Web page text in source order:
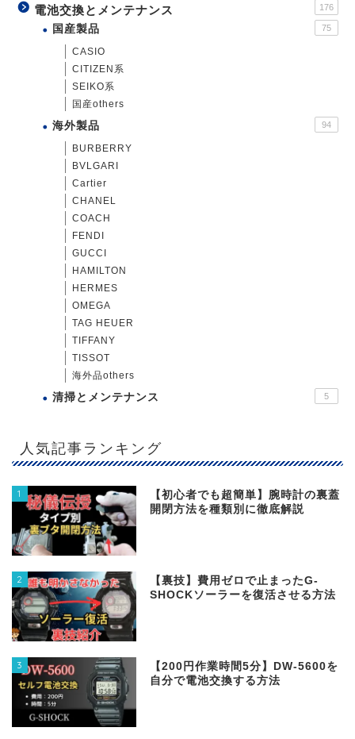
電池交換とメンテナンス 176
国産製品 75
CASIO
CITIZEN系
SEIKO系
国産others
海外製品 94
BURBERRY
BVLGARI
Cartier
CHANEL
COACH
FENDI
GUCCI
HAMILTON
HERMES
OMEGA
TAG HEUER
TIFFANY
TISSOT
海外品others
清掃とメンテナンス 5
人気記事ランキング
1
【初心者でも超簡単】腕時計の裏蓋
開閉方法を種類別に徹底解説
2
【裏技】費用ゼロで止まったG-
SHOCKソーラーを復活させる方法
3
【200円作業時間5分】DW‐5600を
自分で電池交換する方法